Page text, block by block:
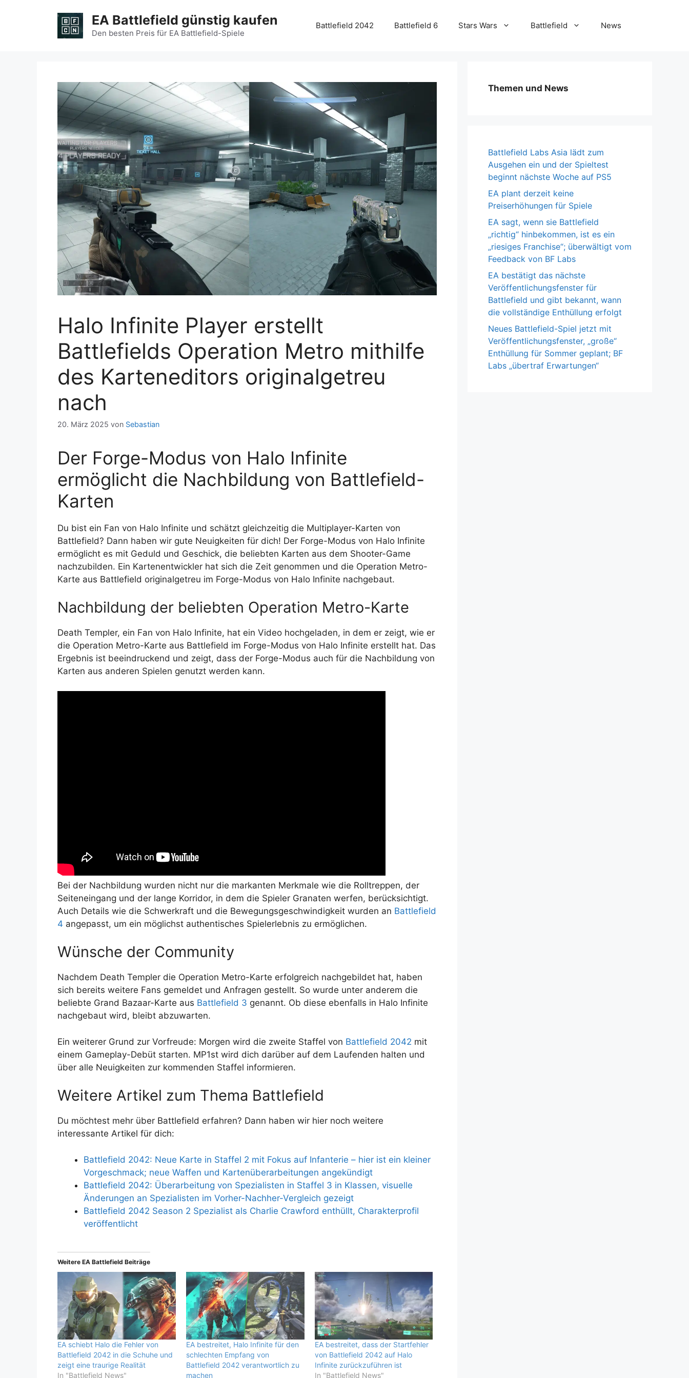
EA Battlefield günstig kaufen
Den besten Preis für EA Battlefield-Spiele
Battlefield 2042 Battlefield 6 Stars Wars Battlefield News
Halo Infinite Player erstellt
Battlefields Operation Metro mithilfe
des Karteneditors originalgetreu
nach
20. März 2025 von Sebastian
Der Forge-Modus von Halo Infinite
ermöglicht die Nachbildung von Battlefield-
Karten
Du bist ein Fan von Halo Infinite und schätzt gleichzeitig die Multiplayer-Karten von
Battlefield? Dann haben wir gute Neuigkeiten für dich! Der Forge-Modus von Halo Infinite
ermöglicht es mit Geduld und Geschick, die beliebten Karten aus dem Shooter-Game
nachzubilden. Ein Kartenentwickler hat sich die Zeit genommen und die Operation Metro-
Karte aus Battlefield originalgetreu im Forge-Modus von Halo Infinite nachgebaut.
Nachbildung der beliebten Operation Metro-Karte
Death Templer, ein Fan von Halo Infinite, hat ein Video hochgeladen, in dem er zeigt, wie er
die Operation Metro-Karte aus Battlefield im Forge-Modus von Halo Infinite erstellt hat. Das
Ergebnis ist beeindruckend und zeigt, dass der Forge-Modus auch für die Nachbildung von
Karten aus anderen Spielen genutzt werden kann.
Bei der Nachbildung wurden nicht nur die markanten Merkmale wie die Rolltreppen, der
Seiteneingang und der lange Korridor, in dem die Spieler Granaten werfen, berücksichtigt.
Auch Details wie die Schwerkraft und die Bewegungsgeschwindigkeit wurden an Battlefield
4 angepasst, um ein möglichst authentisches Spielerlebnis zu ermöglichen.
Wünsche der Community
Nachdem Death Templer die Operation Metro-Karte erfolgreich nachgebildet hat, haben
sich bereits weitere Fans gemeldet und Anfragen gestellt. So wurde unter anderem die
beliebte Grand Bazaar-Karte aus Battlefield 3 genannt. Ob diese ebenfalls in Halo Infinite
nachgebaut wird, bleibt abzuwarten.
Ein weiterer Grund zur Vorfreude: Morgen wird die zweite Staffel von Battlefield 2042 mit
einem Gameplay-Debüt starten. MP1st wird dich darüber auf dem Laufenden halten und
über alle Neuigkeiten zur kommenden Staffel informieren.
Weitere Artikel zum Thema Battlefield
Du möchtest mehr über Battlefield erfahren? Dann haben wir hier noch weitere
interessante Artikel für dich:
Battlefield 2042: Neue Karte in Staffel 2 mit Fokus auf Infanterie – hier ist ein kleiner
Vorgeschmack; neue Waffen und Kartenüberarbeitungen angekündigt
Battlefield 2042: Überarbeitung von Spezialisten in Staffel 3 in Klassen, visuelle
Änderungen an Spezialisten im Vorher-Nachher-Vergleich gezeigt
Battlefield 2042 Season 2 Spezialist als Charlie Crawford enthüllt, Charakterprofil
veröffentlicht
Weitere EA Battlefield Beiträge
EA schiebt Halo die Fehler von
Battlefield 2042 in die Schuhe und
zeigt eine traurige Realität
In "Battlefield News"
EA bestreitet, Halo Infinite für den
schlechten Empfang von
Battlefield 2042 verantwortlich zu
machen
EA bestreitet, dass der Startfehler
von Battlefield 2042 auf Halo
Infinite zurückzuführen ist
In "Battlefield News"
Themen und News
Battlefield Labs Asia lädt zum
Ausgehen ein und der Spieltest
beginnt nächste Woche auf PS5
EA plant derzeit keine
Preiserhöhungen für Spiele
EA sagt, wenn sie Battlefield
„richtig“ hinbekommen, ist es ein
„riesiges Franchise“; überwältigt vom
Feedback von BF Labs
EA bestätigt das nächste
Veröffentlichungsfenster für
Battlefield und gibt bekannt, wann
die vollständige Enthüllung erfolgt
Neues Battlefield-Spiel jetzt mit
Veröffentlichungsfenster, „große“
Enthüllung für Sommer geplant; BF
Labs „übertraf Erwartungen“